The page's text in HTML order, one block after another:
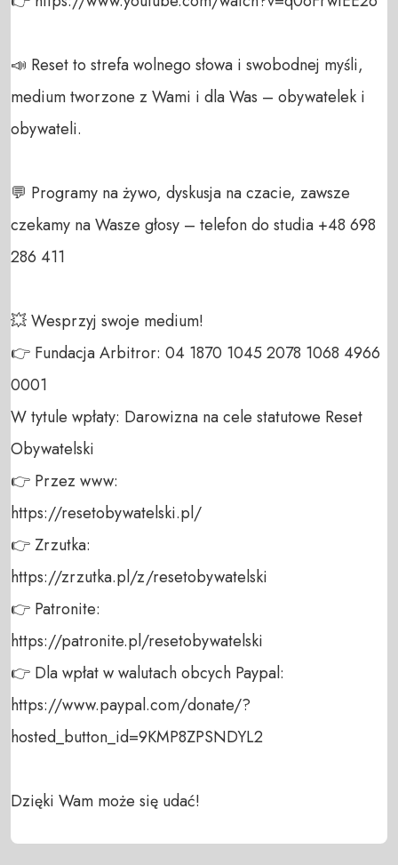
📣 Reset to strefa wolnego słowa i swobodnej myśli,
medium tworzone z Wami i dla Was – obywatelek i
obywateli.
💬 Programy na żywo, dyskusja na czacie, zawsze
czekamy na Wasze głosy – telefon do studia +48 698
286 411
💥 Wesprzyj swoje medium!
👉 Fundacja Arbitror: 04 1870 1045 2078 1068 4966
0001
W tytule wpłaty: Darowizna na cele statutowe Reset
Obywatelski
👉 Przez www:
https://resetobywatelski.pl/
👉 Zrzutka:
https://zrzutka.pl/z/resetobywatelski
👉 Patronite:
https://patronite.pl/resetobywatelski
👉 Dla wpłat w walutach obcych Paypal:
https://www.paypal.com/donate/?
hosted_button_id=9KMP8ZPSNDYL2
Dzięki Wam może się udać!